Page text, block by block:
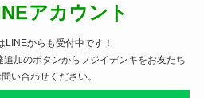
アカウント
LINEからも受付中です！
加のボタンからフジイデンキをお友だち
い合わせください。